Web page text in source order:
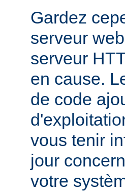
Gardez
serveur
serveur
en cause.
de code
vous tenir
jour
votre